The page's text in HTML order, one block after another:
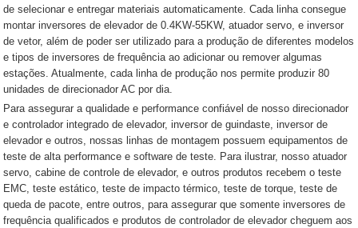
de selecionar e entregar materiais automaticamente. Cada linha consegue
montar inversores de elevador de 0.4KW-55KW, atuador servo, e inversor
de vetor, além de poder ser utilizado para a produção de diferentes modelos
e tipos de inversores de frequência ao adicionar ou remover algumas
estações. Atualmente, cada linha de produção nos permite produzir 80
unidades de direcionador AC por dia.
Para assegurar a qualidade e performance confiável de nosso direcionador
e controlador integrado de elevador, inversor de guindaste, inversor de
elevador e outros, nossas linhas de montagem possuem equipamentos de
teste de alta performance e software de teste. Para ilustrar, nosso atuador
servo, cabine de controle de elevador, e outros produtos recebem o teste
EMC, teste estático, teste de impacto térmico, teste de torque, teste de
queda de pacote, entre outros, para assegurar que somente inversores de
frequência qualificados e produtos de controlador de elevador cheguem aos